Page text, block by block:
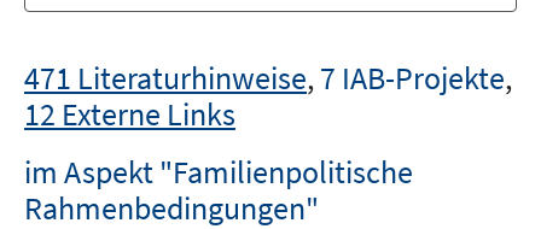
471 Literaturhinweise,7 IAB-Projekte,
12 Externe Links
im Aspekt "Familienpolitische
Rahmenbedingungen"